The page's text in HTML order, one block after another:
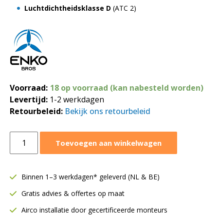
Luchtdichtheidsklasse D (ATC 2)
Voorraad: 18 op voorraad (kan nabesteld worden)
Levertijd: 1-2 werkdagen
Retourbeleid: Bekijk ons retourbeleid
voor
Ø250
|
SAFE
Toevoegen aan winkelwagen
Binnen 1–3 werkdagen* geleverd (NL & BE)
Gratis advies & offertes op maat
Airco installatie door gecertificeerde monteurs